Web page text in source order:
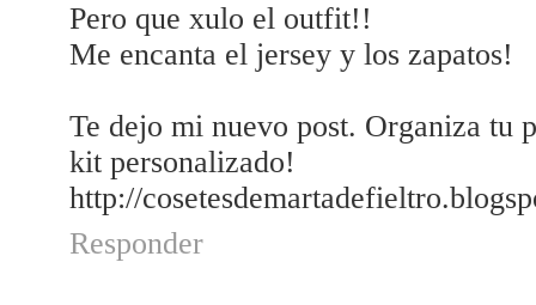
Pero que xulo el outfit!!
Me encanta el jersey y los zapatos!
Te dejo mi nuevo post. Organiza tu
kit personalizado!
http://
Responder